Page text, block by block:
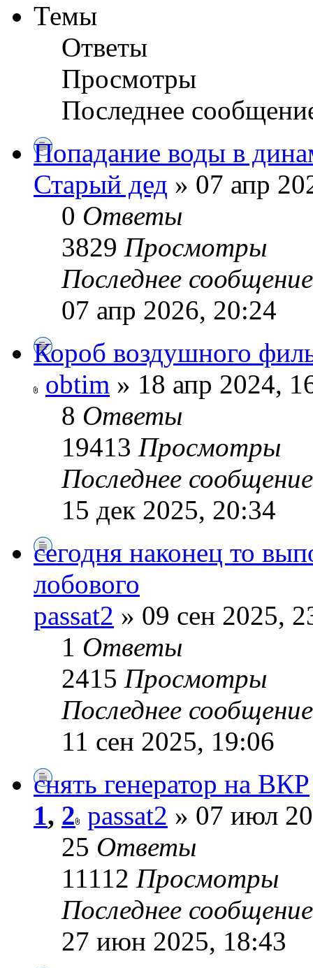
Темы
Ответы
Просмотры
Последнее
Попадание воды в
Старый дед » 07 апр
0 Ответы
3829 Просмотры
Последнее
07 апр 2026, 20:24
Короб воздушного
obtim » 18 апр 2024,
8 Ответы
19413 Просмотры
Последнее
15 дек 2025, 20:34
сегодня наконец то
лобового
passat2 » 09 сен 2025,
1 Ответы
2415 Просмотры
Последнее
11 сен 2025, 19:06
снять генератор на ВКР
1, 2 passat2 » 07 июл
25 Ответы
11112 Просмотры
Последнее
27 июн 2025, 18:43